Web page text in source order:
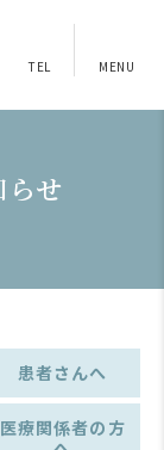
TEL MENU
せ
患者さんへ
医療関係者の方